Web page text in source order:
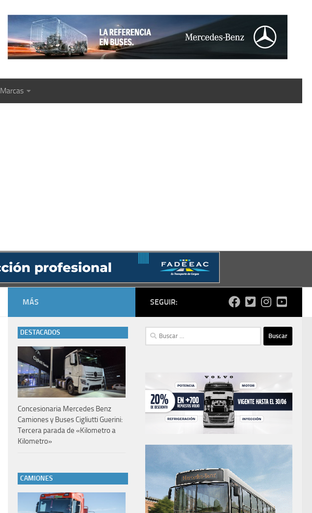
Marcas
SEGUIR:
Buscar:
MÁS
DESTACADOS
Concesionaria Mercedes Benz
Camiones y Buses Cigliutti Guerini:
Tercera parada de «Kilometro a
Kilometro»
CAMIONES